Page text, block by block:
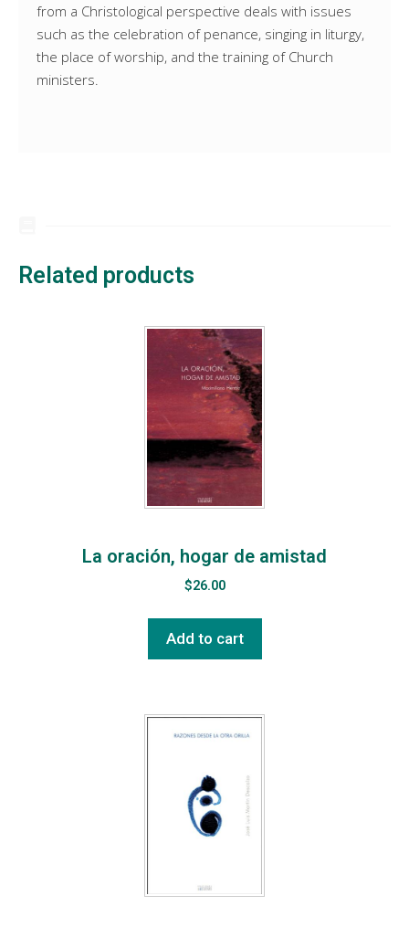
from a Christological perspective deals with issues
such as the celebration of penance, singing in liturgy,
the place of worship, and the training of Church
ministers.
Related products
La oración, hogar de amistad
$26.00
Add to cart